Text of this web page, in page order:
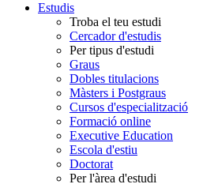
Estudis
Troba el teu estudi
Cercador d'estudis
Per tipus d'estudi
Graus
Dobles titulacions
Màsters i Postgraus
Cursos d'especialització
Formació online
Executive Education
Escola d'estiu
Doctorat
Per l'àrea d'estudi